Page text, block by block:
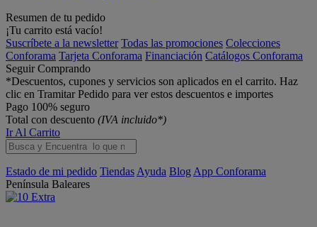
Resumen de tu pedido
¡Tu carrito está vacío!
Suscríbete a la newsletter Todas las promociones Colecciones
Conforama Tarjeta Conforama Financiación Catálogos Conforama
Seguir Comprando
*Descuentos, cupones y servicios son aplicados en el carrito. Haz
clic en Tramitar Pedido para ver estos descuentos e importes
Pago 100% seguro
Total con descuento (IVA incluido*)
Ir Al Carrito
Estado de mi pedido Tiendas Ayuda Blog App Conforama
Península Baleares